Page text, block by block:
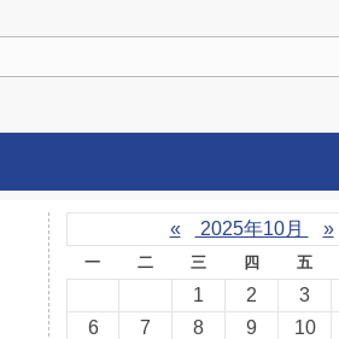
« 2025年10月 »
一 二 三 四 五
1 2 3
6
7 8 9 10